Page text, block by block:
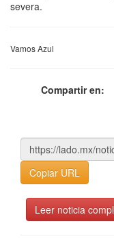
severa.
Vamos Azul
Compartir en:
Copiar URL
Leer noticia